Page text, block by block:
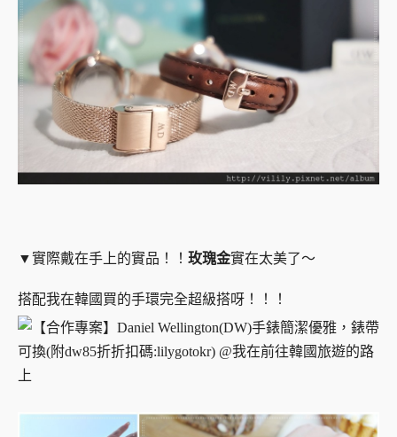
▼實際戴在手上的實品！！ 玫瑰金實在太美了～
搭配我在韓國買的手環完全超級搭呀！！！